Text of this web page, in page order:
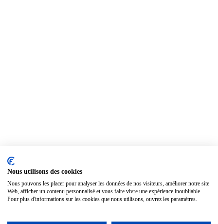
Nous utilisons des cookies
Nous pouvons les placer pour analyser les données de nos visiteurs, améliorer notre site
Web, afficher un contenu personnalisé et vous faire vivre une expérience inoubliable.
Pour plus d'informations sur les cookies que nous utilisons, ouvrez les paramètres.